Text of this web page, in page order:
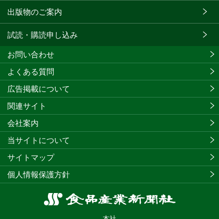
出版物のご案内
試読・購読申し込み
食
お問い合わせ
よくある質問
広告掲載について
関連サイト
会社案内
当サイトについて
サイトマップ
個人情報保護方針